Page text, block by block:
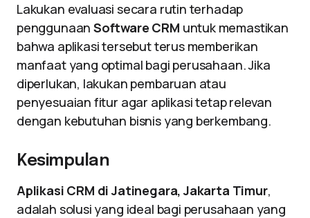
Lakukan evaluasi secara rutin terhadap
penggunaanSoftware CRM untuk memastikan
bahwa aplikasi tersebut terus memberikan
manfaat yang optimal bagi perusahaan. Jika
diperlukan, lakukan pembaruan atau
penyesuaian fitur agar aplikasi tetap relevan
dengan kebutuhan bisnis yang berkembang.
Kesimpulan
Aplikasi CRM di Jatinegara, Jakarta Timur,
adalah solusi yang ideal bagi perusahaan yang